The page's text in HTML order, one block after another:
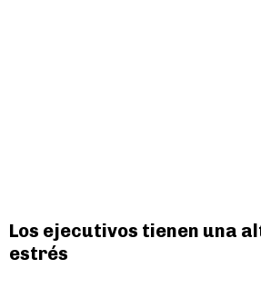
Los ejecutivos tienen una
estrés